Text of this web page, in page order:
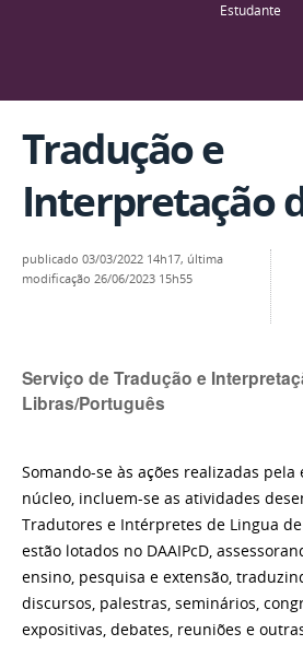
Estudante
Tradução e
Interpretação
publicado 03/03/2022 14h17, última
modificação 26/06/2023 15h55
Serviço de Tradução e
Libras/Português
Somando-se às ações realizadas
núcleo, incluem-se as atividades
Tradutores e Intérpretes de Lingua de
estão lotados no DAAIPcD,
ensino, pesquisa e extensão,
discursos, palestras, seminários,
expositivas, debates, reuniões e